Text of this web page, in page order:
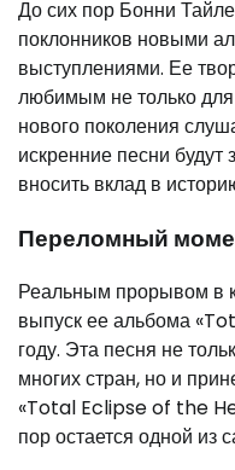
До сих пор Бонни
поклонников новыми
выступлениями. Ее
любимым не только
нового поколения
искренние песни будут
вносить вклад в
Переломный
Реальным прорывом в
выпуск ее альбома
году. Эта песня не
многих стран, но и
«Total Eclipse of the
пор остается одной из